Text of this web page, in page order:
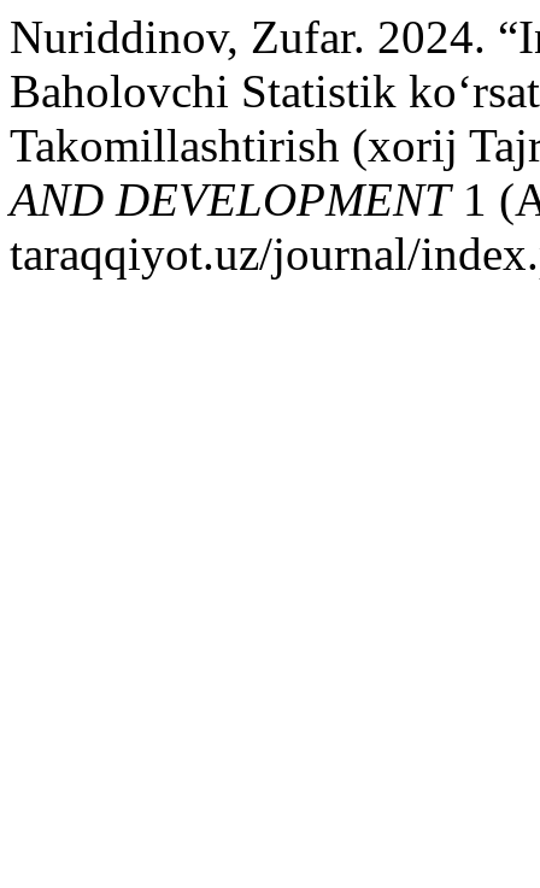
Nuriddinov, Zufar. 2024.
Baholovchi Statistik
Takomillashtirish (xorij
AND DEVELOPMENT1
taraqqiyot.uz/journal/